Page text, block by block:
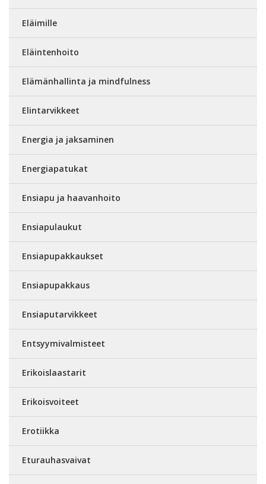
Eläimille
Eläintenhoito
Elämänhallinta ja mindfulness
Elintarvikkeet
Energia ja jaksaminen
Energiapatukat
Ensiapu ja haavanhoito
Ensiapulaukut
Ensiapupakkaukset
Ensiapupakkaus
Ensiaputarvikkeet
Entsyymivalmisteet
Erikoislaastarit
Erikoisvoiteet
Erotiikka
Eturauhasvaivat